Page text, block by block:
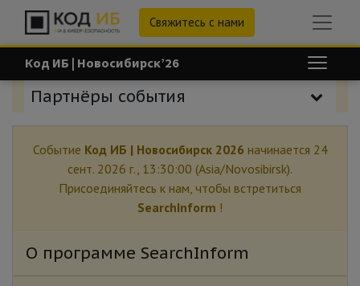
Свяжитесь с нами
Код ИБ | Новосибирск’26
Партнёры события
Событие Код ИБ | Новосибирск 2026 начинается 24
сент. 2026 г., 13:30:00 (Asia/Novosibirsk).
Присоединяйтесь к нам, чтобы встретиться
SearchInform !
О программе SearchInform